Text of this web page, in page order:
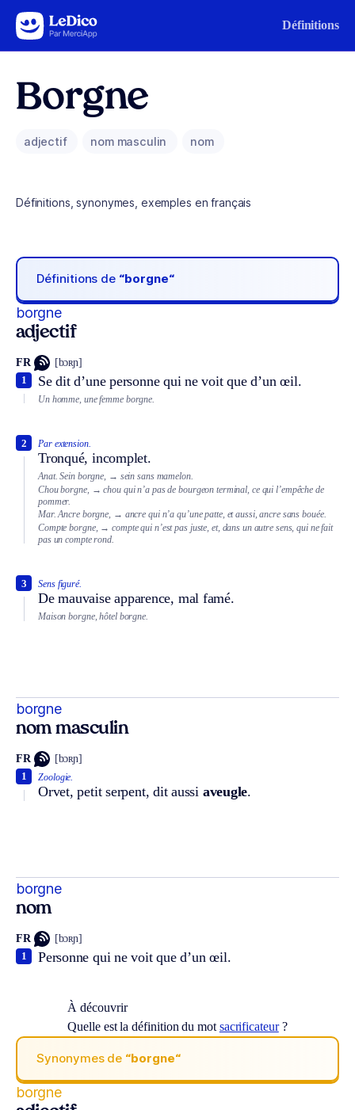
Aller au contenu Définitions
Borgne
adjectif nom masculin nom
Définitions, synonymes, exemples en français
Définitions de “borgne“
borgne
adjectif
FR [bɔʀɲ]
Se dit d’une personne qui ne voit que d’un œil.
1
Un homme, une femme borgne.
Par extension.
Tronqué, incomplet.
2
Anat. Sein borgne, → sein sans mamelon.
Chou borgne, → chou qui n’a pas de bourgeon terminal, ce qui l’empêche de
pommer.
Mar.Ancre borgne, → ancre qui n’a qu’une patte, et aussi, ancre sans bouée.
Compte borgne, → compte qui n’est pas juste, et, dans un autre sens, qui ne fait
pas un compte rond.
Sens figuré.
De mauvaise apparence, mal famé.
3
Maison borgne, hôtel borgne.
borgne
nom masculin
FR [bɔʀɲ]
Zoologie.
Orvet, petit serpent, dit aussi aveugle.
1
borgne
nom
FR [bɔʀɲ]
Personne qui ne voit que d’un œil.
1
À découvrir
Quelle est la définition du mot sacrificateur?
Synonymes de “borgne“
borgne